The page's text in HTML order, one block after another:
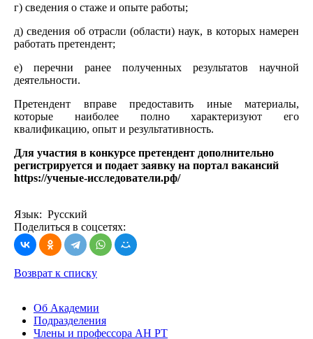
г) сведения о стаже и опыте работы;
д) сведения об отрасли (области) наук, в которых намерен
работать претендент;
е) перечни ранее полученных результатов научной
деятельности.
Претендент вправе предоставить иные материалы,
которые наиболее полно характеризуют его
квалификацию, опыт и результативность.
Для участия в конкурсе претендент дополнительно
регистрируется и подает заявку на портал вакансий
https://ученые-исследователи.рф/
Язык: Русский
Поделиться в соцсетях:
Возврат к списку
Об Академии
Подразделения
Члены и профессора АН РТ